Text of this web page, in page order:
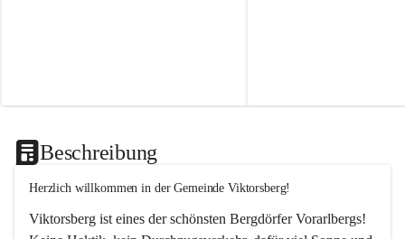
Beschreibung
Herzlich willkommen in der Gemeinde Viktorsberg!
Viktorsberg ist eines der schönsten Bergdörfer Vorarlbergs!